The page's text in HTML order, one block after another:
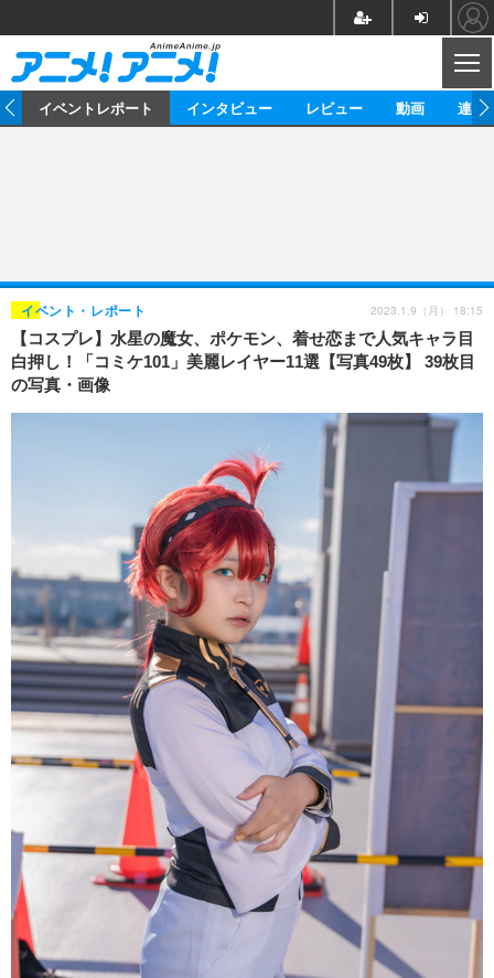
ゲーム グッズ
イベント
海外イベント ビジネス
俳優・タレント アーティスト
ビジネス
アニメ 実写
書評
動画
アニメ
ABEMA Cafe
連載・コラム
イベントレポート インタビュー レビュー 動画 連載
【コスプレ】水星の魔女、ポケモン、着せ恋まで人気キャラ目
白押し！「コミケ101」美麗レイヤー11選【写真49枚】 39枚目
の写真・画像
イベント・レポート 2023.1.9（月） 18:15